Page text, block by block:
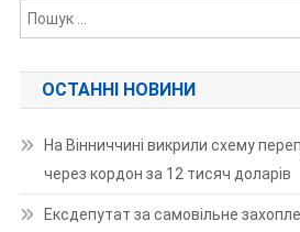
ОСТАННІ НОВИНИ
На Вінниччині викрили схему
через кордон за 12 тисяч доларів
Ексдепутат за самовільне